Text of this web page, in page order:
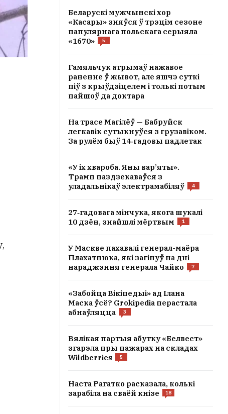
Беларускі мужчынскі хор
«Касары» зняўся ў трэцім сезоне
папулярнага польскага серыяла
«1670»
5
Гамяльчук атрымаў нажавое
раненне ў жывот, але яшчэ суткі
піў з крыўдзіцелем і толькі потым
пайшоў да доктара
На трасе Магілёў — Бабруйск
легкавік сутыкнуўся з грузавіком.
За рулём быў 14‑гадовы падлетак
«У іх хвароба. Яны вар’яты».
Трамп паздзекаваўся з
уладальнікаў электрамабіляў
4
27‑гадовага мінчука, якога шукалі
10 дзён, знайшлі мёртвым
1
У Маскве пахавалі генерал-маёра
Плахатнюка, які загінуў на дні
нараджэння генерала Чайко
7
«Забойца Вікіпедыі» ад Ілана
Маска ўсё? Grokipedia перастала
абнаўляцца
3
Вялікая партыя абутку «Белвест»
згарэла пры пажарах на складах
Wildberries
5
Наста Рагатко расказала, колькі
зарабіла на сваёй кнізе
18